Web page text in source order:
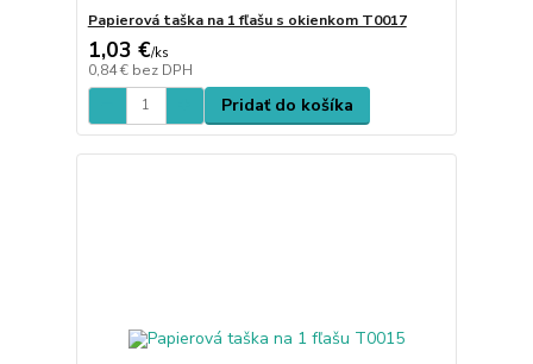
Papierová taška na 1 fľašu s okienkom T0017
1,03 €/ks
0,84 € bez DPH
Pridať do košíka